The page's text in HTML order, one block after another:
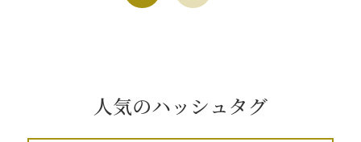
人気のハッシュタグ